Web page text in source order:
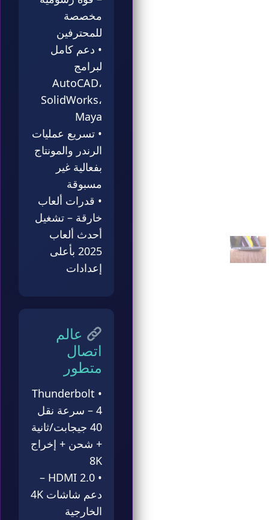
مخصصة
للمحترفين
• دعم كامل
لبرامج
AutoCAD،
SolidWorks،
Maya
• تسريع عمليات
الرندر والمونتاج
بفعالية غير
مسبوقة
• قدرات ألعاب
خارقة – تشغيل
أحدث ألعاب
2025 بأعلى
إعدادات
عالم
اتصال
متطور
• Thunderbolt
4 – سرعة نقل
40 جيجابت/ثانية
+ شحن + إخراج
8K
• HDMI 2.0 –
دعم شاشات 4K
الخارجية